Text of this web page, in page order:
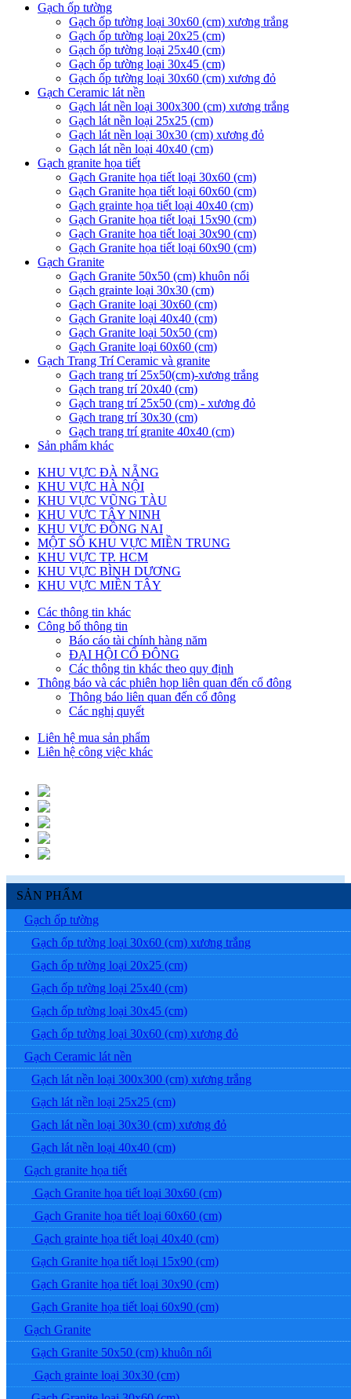
Gạch ốp tường
Gạch ốp tường loại 30x60 (cm) xương trắng
Gạch ốp tường loại 20x25 (cm)
Gạch ốp tường loại 25x40 (cm)
Gạch ốp tường loại 30x45 (cm)
Gạch ốp tường loại 30x60 (cm) xương đỏ
Gạch Ceramic lát nền
Gạch lát nền loại 300x300 (cm) xương trắng
Gạch lát nền loại 25x25 (cm)
Gạch lát nền loại 30x30 (cm) xương đỏ
Gạch lát nền loại 40x40 (cm)
Gạch granite họa tiết
Gạch Granite họa tiết loại 30x60 (cm)
Gạch Granite họa tiết loại 60x60 (cm)
Gạch grainte họa tiết loại 40x40 (cm)
Gạch Granite họa tiết loại 15x90 (cm)
Gạch Granite họa tiết loại 30x90 (cm)
Gạch Granite họa tiết loại 60x90 (cm)
Gạch Granite
Gạch Granite 50x50 (cm) khuôn nổi
Gạch grainte loại 30x30 (cm)
Gạch Granite loại 30x60 (cm)
Gạch Granite loại 40x40 (cm)
Gạch Granite loại 50x50 (cm)
Gạch Granite loại 60x60 (cm)
Gạch Trang Trí Ceramic và granite
Gạch trang trí 25x50(cm)-xương trắng
Gạch trang trí 20x40 (cm)
Gạch trang trí 25x50 (cm) - xương đỏ
Gạch trang trí 30x30 (cm)
Gạch trang trí granite 40x40 (cm)
Sản phẩm khác
KHU VỰC ĐÀ NẴNG
KHU VỰC HÀ NỘI
KHU VỰC VŨNG TÀU
KHU VỰC TÂY NINH
KHU VỰC ĐỒNG NAI
MỘT SỐ KHU VỰC MIỀN TRUNG
KHU VỰC TP. HCM
KHU VỰC BÌNH DƯƠNG
KHU VỰC MIỀN TÂY
Các thông tin khác
Công bố thông tin
Báo cáo tài chính hàng năm
ĐẠI HỘI CỔ ĐÔNG
Các thông tin khác theo quy định
Thông báo và các phiên họp liên quan đến cổ đông
Thông báo liên quan đến cổ đông
Các nghị quyết
Liên hệ mua sản phẩm
Liên hệ công việc khác
SẢN PHẨM
Gạch ốp tường
Gạch ốp tường loại 30x60 (cm) xương trắng
Gạch ốp tường loại 20x25 (cm)
Gạch ốp tường loại 25x40 (cm)
Gạch ốp tường loại 30x45 (cm)
Gạch ốp tường loại 30x60 (cm) xương đỏ
Gạch Ceramic lát nền
Gạch lát nền loại 300x300 (cm) xương trắng
Gạch lát nền loại 25x25 (cm)
Gạch lát nền loại 30x30 (cm) xương đỏ
Gạch lát nền loại 40x40 (cm)
Gạch granite họa tiết
Gạch Granite họa tiết loại 30x60 (cm)
Gạch Granite họa tiết loại 60x60 (cm)
Gạch grainte họa tiết loại 40x40 (cm)
Gạch Granite họa tiết loại 15x90 (cm)
Gạch Granite họa tiết loại 30x90 (cm)
Gạch Granite họa tiết loại 60x90 (cm)
Gạch Granite
Gạch Granite 50x50 (cm) khuôn nổi
Gạch grainte loại 30x30 (cm)